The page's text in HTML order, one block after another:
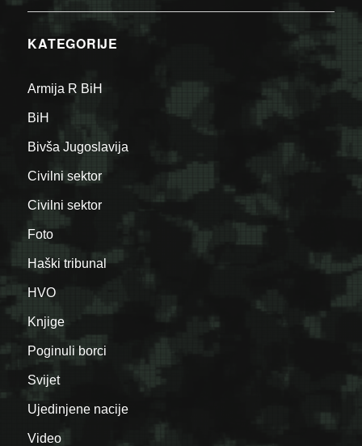
KATEGORIJE
Armija R BiH
BiH
Bivša Jugoslavija
Civilni sektor
Civilni sektor
Foto
Haški tribunal
HVO
Knjige
Poginuli borci
Svijet
Ujedinjene nacije
Video